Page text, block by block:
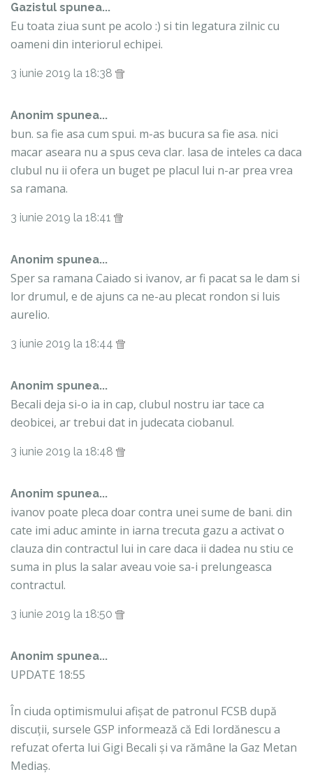
Gazistul spunea...
Eu toata ziua sunt pe acolo :) si tin legatura zilnic cu
oameni din interiorul echipei.
3 iunie 2019 la 18:38
Anonim spunea...
bun. sa fie asa cum spui. m-as bucura sa fie asa. nici
macar aseara nu a spus ceva clar. lasa de inteles ca daca
clubul nu ii ofera un buget pe placul lui n-ar prea vrea
sa ramana.
3 iunie 2019 la 18:41
Anonim spunea...
Sper sa ramana Caiado si ivanov, ar fi pacat sa le dam si
lor drumul, e de ajuns ca ne-au plecat rondon si luis
aurelio.
3 iunie 2019 la 18:44
Anonim spunea...
Becali deja si-o ia in cap, clubul nostru iar tace ca
deobicei, ar trebui dat in judecata ciobanul.
3 iunie 2019 la 18:48
Anonim spunea...
ivanov poate pleca doar contra unei sume de bani. din
cate imi aduc aminte in iarna trecuta gazu a activat o
clauza din contractul lui in care daca ii dadea nu stiu ce
suma in plus la salar aveau voie sa-i prelungeasca
contractul.
3 iunie 2019 la 18:50
Anonim spunea...
UPDATE 18:55
În ciuda optimismului afișat de patronul FCSB după
discuții, sursele GSP informează că Edi Iordănescu a
refuzat oferta lui Gigi Becali și va rămâne la Gaz Metan
Mediaș.